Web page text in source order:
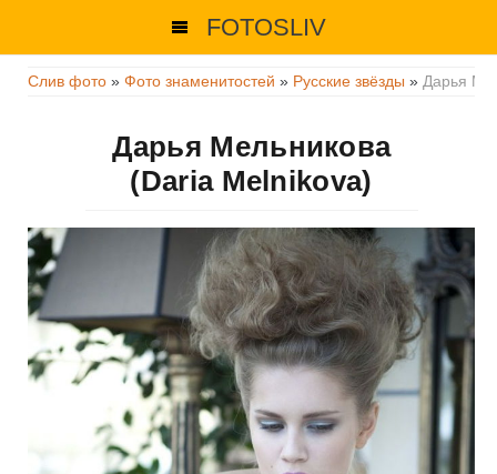
FOTOSLIV
Слив фото » Фото знаменитостей » Русские звёзды » Дарья
Дарья Мельникова
(Daria Melnikova)